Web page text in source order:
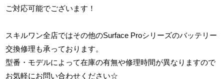
ご対応可能でございます！
スキルワン全店ではその他のSurface Proシリーズのバッテリー
交換修理も承っております。
型番・モデルによって在庫の有無や修理時間が異なりますので
お気軽にお問い合わせください☆